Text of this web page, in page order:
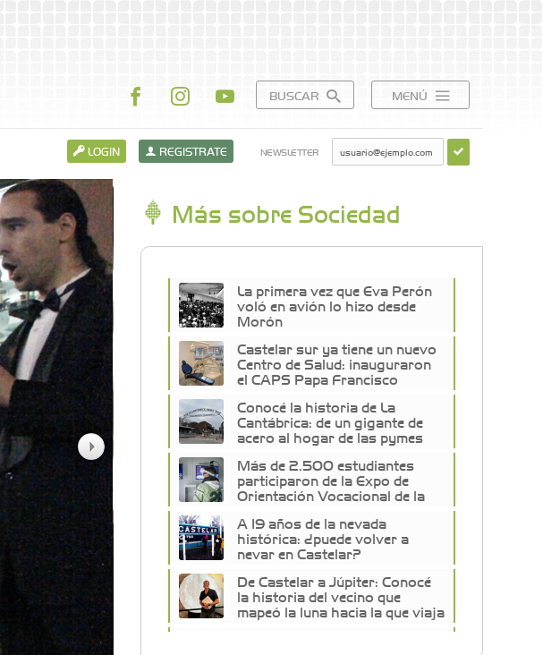
BUSCAR MENÚ
LOGIN REGISTRATE NEWSLETTER
Más sobre Sociedad
La primera vez que Eva Perón
voló en avión lo hizo desde
Morón
Castelar sur ya tiene un nuevo
Centro de Salud: inauguraron
el CAPS Papa Francisco
Conocé la historia de La
Cantábrica: de un gigante de
acero al hogar de las pymes
Más de 2.500 estudiantes
participaron de la Expo de
Orientación Vocacional de la
A 19 años de la nevada
histórica: ¿puede volver a
nevar en Castelar?
De Castelar a Júpiter: Conocé
la historia del vecino que
mapeó la luna hacia la que viaja